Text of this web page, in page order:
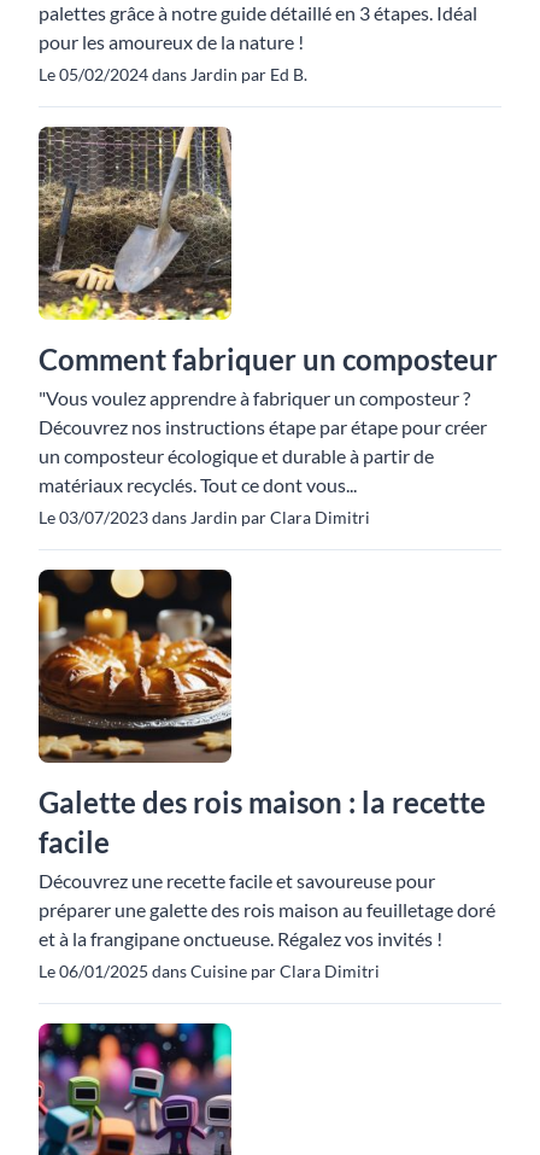
palettes grâce à notre guide détaillé en 3 étapes. Idéal
pour les amoureux de la nature !
Le 05/02/2024 dans Jardin par Ed B.
Comment fabriquer un composteur
"Vous voulez apprendre à fabriquer un composteur ?
Découvrez nos instructions étape par étape pour créer
un composteur écologique et durable à partir de
matériaux recyclés. Tout ce dont vous...
Le 03/07/2023 dans Jardin par Clara Dimitri
Galette des rois maison : la recette
facile
Découvrez une recette facile et savoureuse pour
préparer une galette des rois maison au feuilletage doré
et à la frangipane onctueuse. Régalez vos invités !
Le 06/01/2025 dans Cuisine par Clara Dimitri